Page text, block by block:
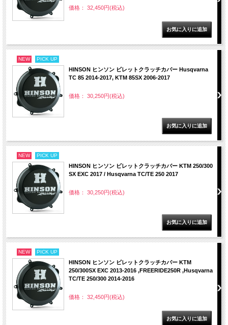
価格： 32,450円(税込)
NEW PICK UP
HINSON ヒンソン ビレットクラッチカバー Husqvarna
TC 85 2014-2017, KTM 85SX 2006-2017
価格： 30,250円(税込)
NEW PICK UP
HINSON ヒンソン ビレットクラッチカバー KTM 250/300
SX EXC 2017 / Husqvarna TC/TE 250 2017
価格： 30,250円(税込)
NEW PICK UP
HINSON ヒンソン ビレットクラッチカバー KTM
250/300SX EXC 2013-2016 ,FREERIDE250R ,Husqvarna
TC/TE 250/300 2014-2016
価格： 32,450円(税込)